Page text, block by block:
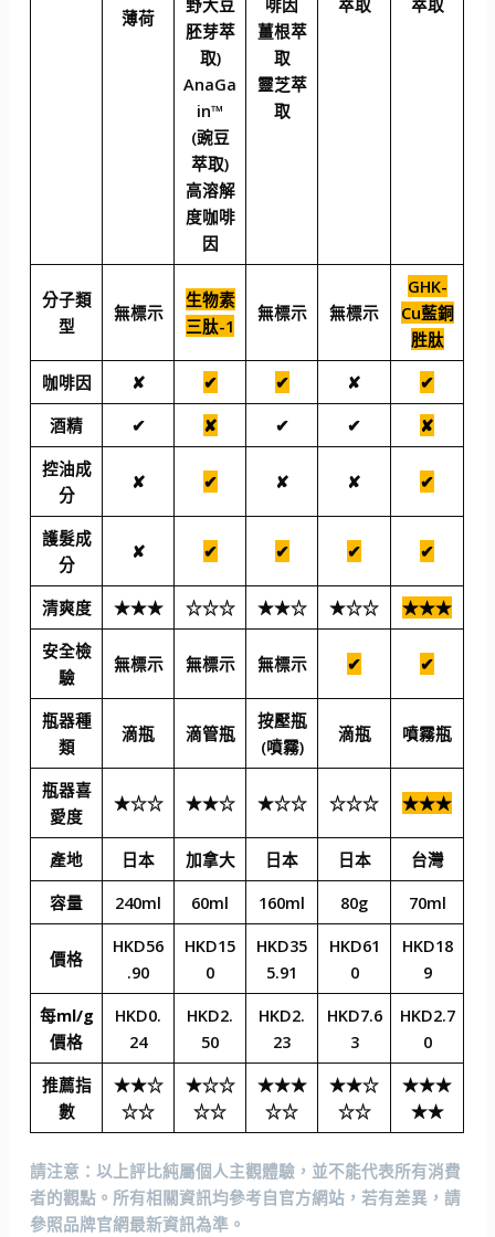
薄荷
野大豆
胚芽萃
取)
AnaGa
in™
(豌豆
萃取)
高溶解
度咖啡
因
啡因
薑根萃
取
靈芝萃
取
萃取 萃取
分子類
型
無標示
生物素
三肽-1
無標示 無標示
GHK-
Cu藍銅
胜肽
咖啡因
✘ ✔ ✔ ✘
✔
酒精
✔ ✘ ✔ ✔
✘
控油成
分
✘ ✔ ✘ ✘ ✔
護髮成
分
✘ ✔ ✔ ✔ ✔
清爽度 ★★★ ☆☆☆ ★★☆ ★☆☆
★★★
安全檢
驗
無標示 無標示 無標示 ✔ ✔
瓶器種
類
滴瓶 滴管瓶
按壓瓶
(噴霧)
滴瓶 噴霧瓶
瓶器喜
愛度
★☆☆ ★★☆ ★☆☆ ☆☆☆ ★★★
產地 日本 加拿大 日本 日本
台灣
容量
240ml 60ml 160ml 80g 70ml
價格
HKD56
.90
HKD15
0
HKD35
5.91
HKD61
0
HKD18
9
每ml/g
價格
HKD0.
24
HKD2.
50
HKD2.
23
HKD7.6
3
HKD2.7
0
推薦指
數
★★☆
☆☆
★☆☆
☆☆
★★★
☆☆
★★☆
☆☆
★★★
★★
請注意 ：以上評比純屬個人主觀體驗，並不能代表所有消費
者的觀點。所有相關資訊均參考自官方網站，若有差異，請
參照品牌官網最新資訊為準。